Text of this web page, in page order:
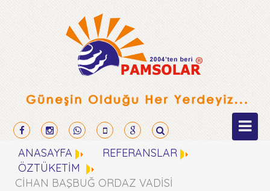
ANASAYFA
REFERANSLAR
ÖZTÜKETİM
CİHAN BAŞBUĞ ORDAZ VADİSİ